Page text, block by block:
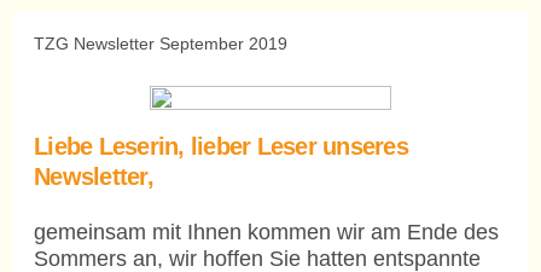
TZG Newsletter September 2019
Liebe Leserin, lieber Leser unseres
Newsletter,
gemeinsam mit Ihnen kommen wir am Ende des
Sommers an, wir hoffen Sie hatten entspannte